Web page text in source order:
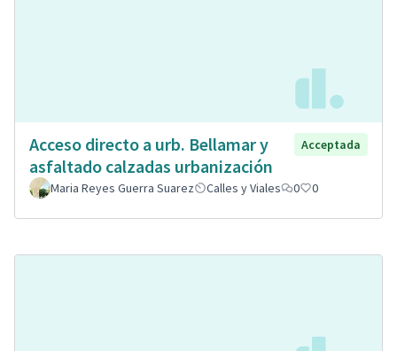
Acceso directo a urb. Bellamar y
asfaltado calzadas urbanización
Acceptada
Maria Reyes Guerra Suarez Calles y Viales 0 0